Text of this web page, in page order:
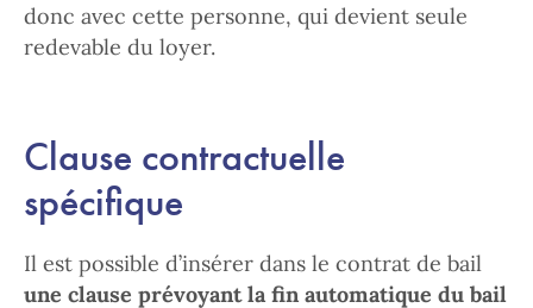
donc avec cette personne, qui devient seule
redevable du loyer.
Clause contractuelle
spécifique
Il est possible d’insérer dans le contrat de bail
une clause prévoyant la fin automatique du bail